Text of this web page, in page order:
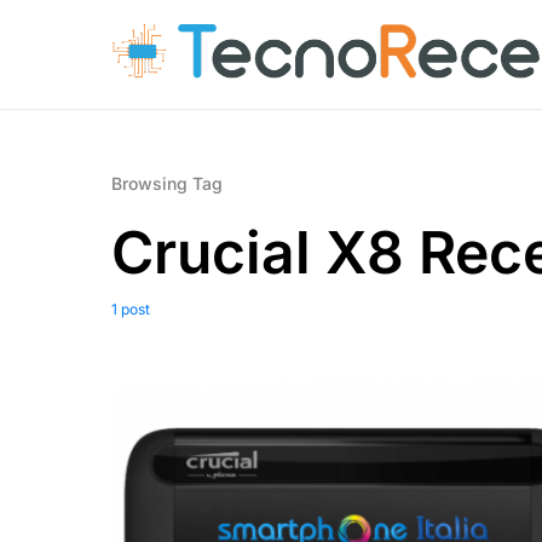
Browsing Tag
Crucial X8
1 post